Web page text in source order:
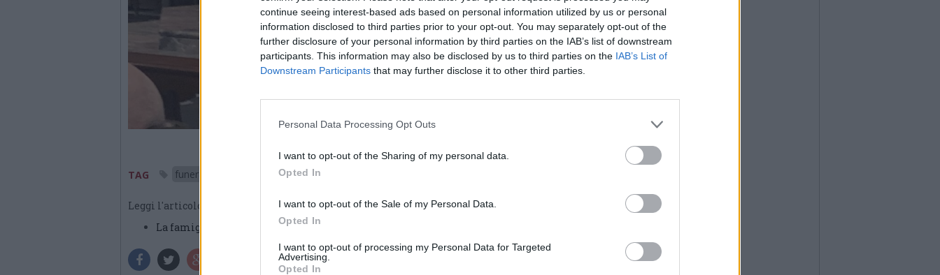
continue seeing interest-based ads based on personal information utilized by us or personal
information disclosed to third parties prior to your opt-out. You may separately opt-out of the
further disclosure of your personal information by third parties on the IAB’s list of downstream
participants. This information may also be disclosed by us to third parties on the IAB’s List of
Downstream Participants that may further disclose it to other third parties.
Personal Data Processing Opt Outs
I want to opt-out of the Sharing of my personal data.
Opted In
I want to opt-out of the Sale of my Personal Data.
Opted In
I want to opt-out of processing my Personal Data for Targeted
Advertising.
Opted In
5 di 27
TAG
funerale
Leggi l'articolo:
La famiglia di Luca Alfano: “Continuerà a vivere nel cuore di ognuno di noi”